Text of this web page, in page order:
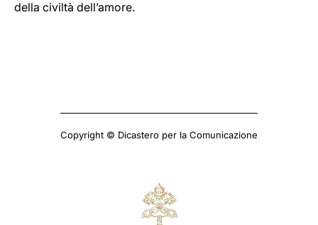
della civiltà dell’amore.
Copyright © Dicastero per la Comunicazione